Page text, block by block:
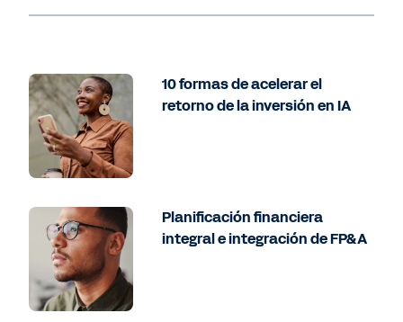
10 formas de acelerar el
retorno de la inversión en IA
Planificación financiera
integral e integración de FP&A